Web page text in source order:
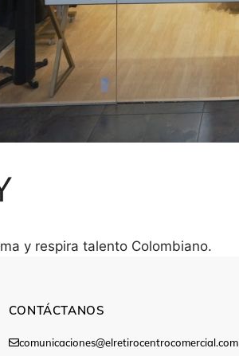
y respira talento Colombiano.
CONTÁCTANOS
comunicaciones@elretirocentrocomercial.com